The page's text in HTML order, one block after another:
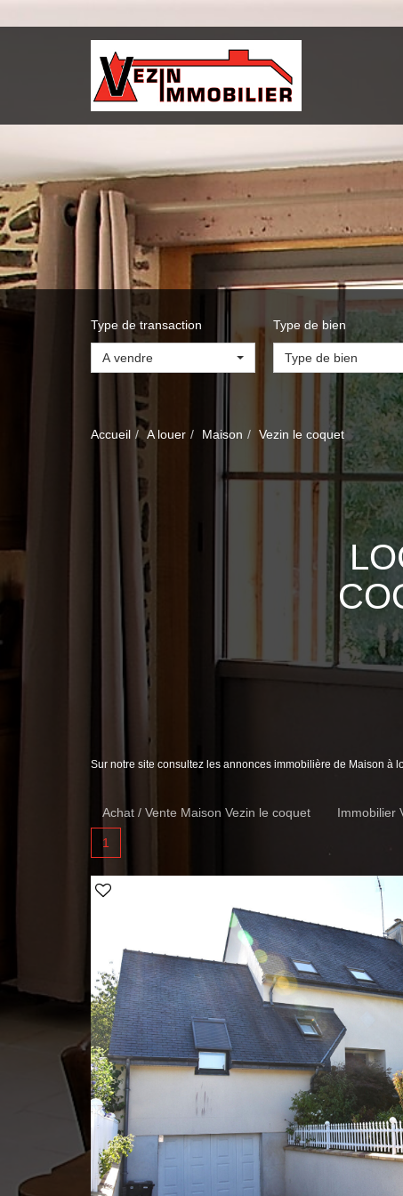
Type de transaction
A vendre
Type de bien
Type de bien
Accueil A louer Maison Vezin le coquet
Sur notre site consultez les annonces immobilière de Maison à
Achat / Vente Maison Vezin le coquet Immobilier
1